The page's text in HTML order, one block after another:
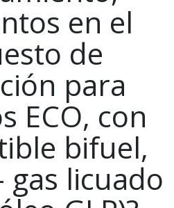
en el
de
para
ECO, con
bifuel,
gas licuado